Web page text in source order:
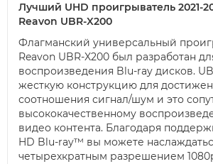
Лучший UHD проигрыватель 2021-
Reavon UBR-X200
Флагманский универсальный
Reavon UBR-X200 был разработан
воспроизведения Blu-ray дисков.
жесткую конструкцию для
соотношения сигнал/шум и это
высококачественному
видео контента. Благодаря
HD Blu-ray™ вы можете
четырехкратным разрешением